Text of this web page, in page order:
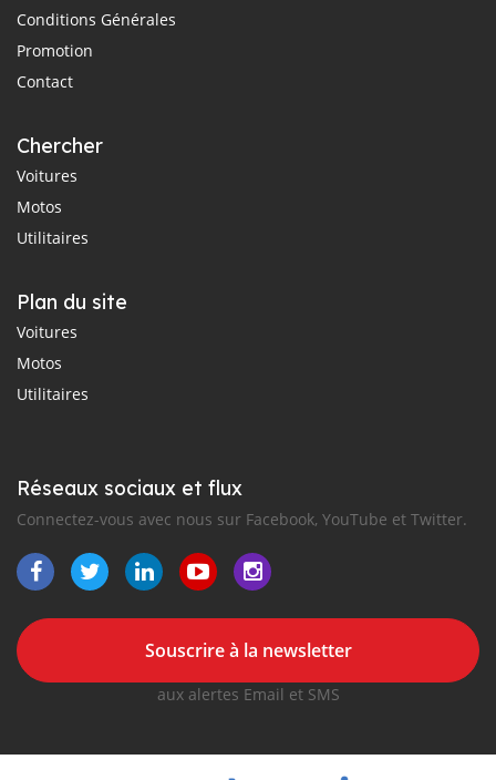
Conditions Générales
Promotion
Contact
Chercher
Voitures
Motos
Utilitaires
Plan du site
Voitures
Motos
Utilitaires
Réseaux sociaux et flux
Connectez-vous avec nous sur Facebook, YouTube et Twitter.
Souscrire à la newsletter
aux alertes Email et SMS